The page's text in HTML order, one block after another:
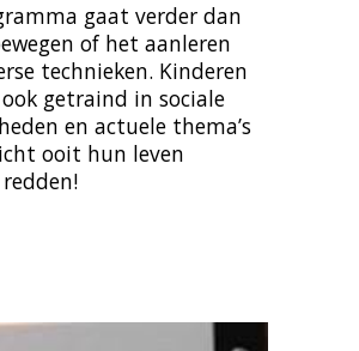
gaat verder dan
of het aanleren
technieken. Kinderen
getraind in sociale
en actuele thema’s
ooit hun leven